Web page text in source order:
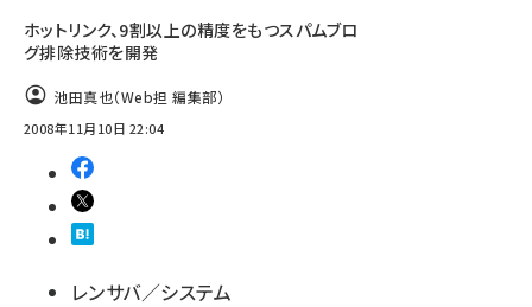
ai (2818)
youtube (2444)
note (2320)
z世代 (1629)
ホットリンク、9割以上の精度をもつスパムブロ
グ排除技術を開発
池田真也（Web担 編集部）
2008年11月10日 22:04
レンサバ／システム